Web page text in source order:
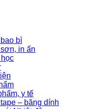
bì
in ấn
y tế
– băng dính